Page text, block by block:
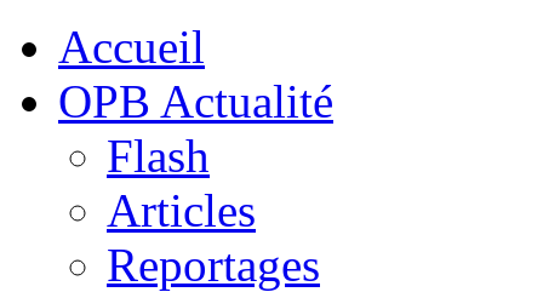
Accueil
OPB Actualité
Flash
Articles
Reportages